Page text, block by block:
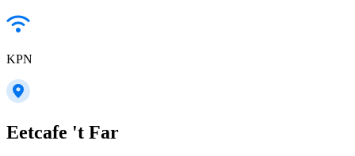
KPN
Eetcafe 't Far